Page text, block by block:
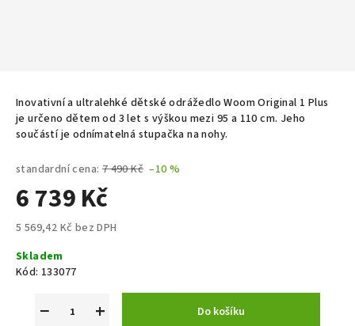
Inovativní a ultralehké dětské odrážedlo Woom Original 1 Plus
je určeno dětem od 3 let s výškou mezi 95 a 110 cm. Jeho
součástí je odnímatelná stupačka na nohy.
standardní cena: 7 490 Kč –10 %
6 739 Kč
5 569,42 Kč bez DPH
cena:
Skladem
Kód: 133077
+
− Do košíku